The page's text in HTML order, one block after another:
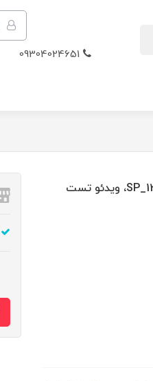
پولیش اوربیتال 1300 وات استنلی مدل SP_137، ویدئو تست